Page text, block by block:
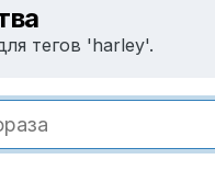
тегов 'harley'.